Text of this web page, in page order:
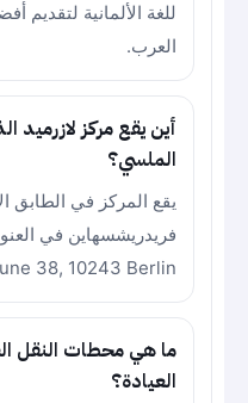
للغة الألمانية
العرب.
أين يقع مركز لازرميد
الملسي؟
38, 10243 Berlin.
ما هي محطات النقل
العيادة؟